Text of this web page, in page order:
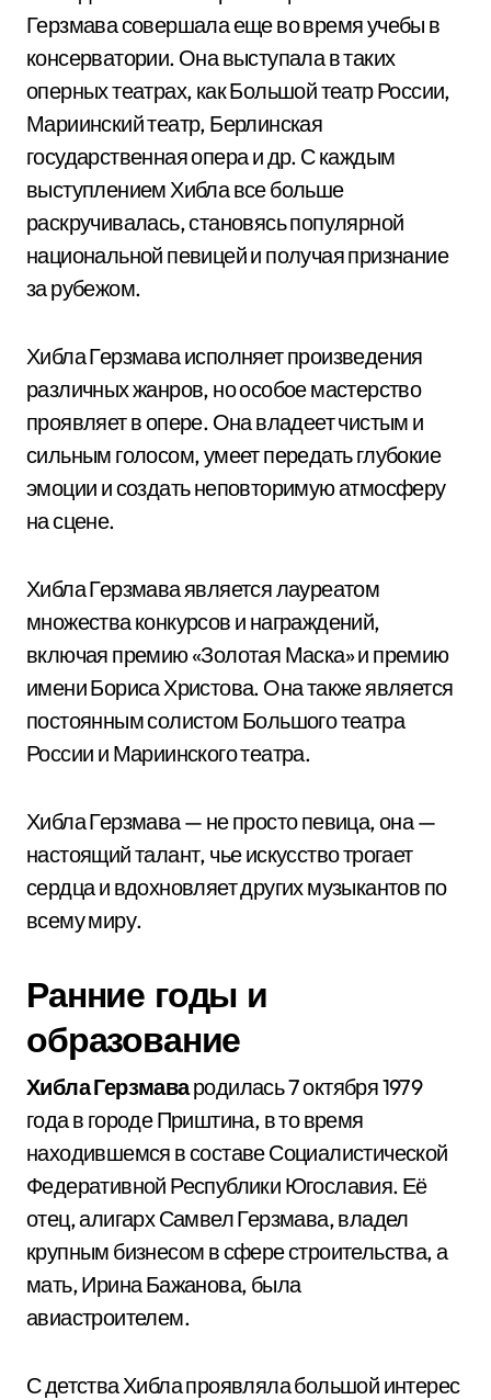
Герзмава совершала еще во время учебы в
консерватории. Она выступала в таких
оперных театрах, как Большой театр России,
Мариинский театр, Берлинская
государственная опера и др. С каждым
выступлением Хибла все больше
раскручивалась, становясь популярной
национальной певицей и получая признание
за рубежом.
Хибла Герзмава исполняет произведения
различных жанров, но особое мастерство
проявляет в опере. Она владеет чистым и
сильным голосом, умеет передать глубокие
эмоции и создать неповторимую атмосферу
на сцене.
Хибла Герзмава является лауреатом
множества конкурсов и награждений,
включая премию «Золотая Маска» и премию
имени Бориса Христова. Она также является
постоянным солистом Большого театра
России и Мариинского театра.
Хибла Герзмава — не просто певица, она —
настоящий талант, чье искусство трогает
сердца и вдохновляет других музыкантов по
всему миру.
Ранние годы и
образование
Хибла Герзмавародилась 7 октября 1979
года в городе Приштина, в то время
находившемся в составе Социалистической
Федеративной Республики Югославия. Её
отец, алигарх Самвел Герзмава, владел
крупным бизнесом в сфере строительства, а
мать, Ирина Бажанова, была
авиастроителем.
С детства Хибла проявляла большой интерес